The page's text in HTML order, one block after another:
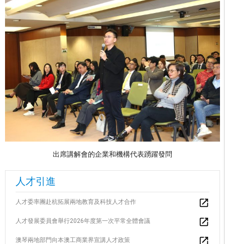
出席講解會的企業和機構代表踴躍發問
人才引進
人才委率團赴杭拓展兩地教育及科技人才合作
人才發展委員會舉行2026年度第一次平常全體會議
澳琴兩地部門向本澳工商業界宣講人才政策